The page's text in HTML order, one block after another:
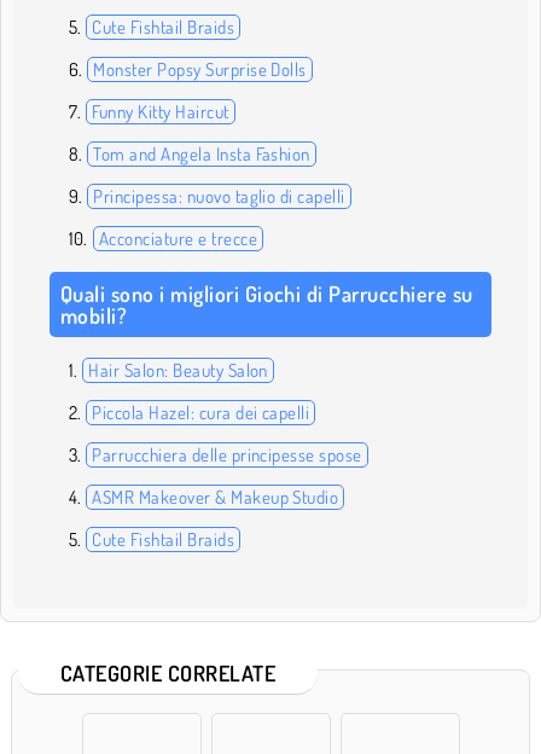
Cute Fishtail Braids
Monster Popsy Surprise Dolls
Funny Kitty Haircut
Tom and Angela Insta Fashion
Principessa: nuovo taglio di capelli
Acconciature e trecce
Quali sono i migliori Giochi di Parrucchiere su
mobili?
Hair Salon: Beauty Salon
Piccola Hazel: cura dei capelli
Parrucchiera delle principesse spose
ASMR Makeover & Makeup Studio
Cute Fishtail Braids
CATEGORIE CORRELATE